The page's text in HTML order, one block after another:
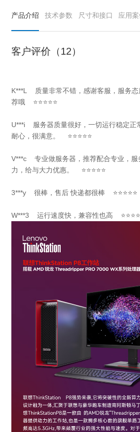
产品介绍 技术参数 尺寸和接口 应用案
客户评价（12）
K***L 质量非常不错，感谢客服，服务态
荐哦 ⭐⭐⭐⭐⭐
U***i 服务器质量很好，一切运行稳定正
耐心，很满意。 ⭐⭐⭐⭐⭐
V***c 专业做服务器，推荐配合专业，服
力，给与大力优惠。 ⭐⭐⭐⭐⭐
3***y 很棒，售后 快递都很棒 ⭐⭐⭐⭐⭐
W***3 运行速度快，兼容性也高